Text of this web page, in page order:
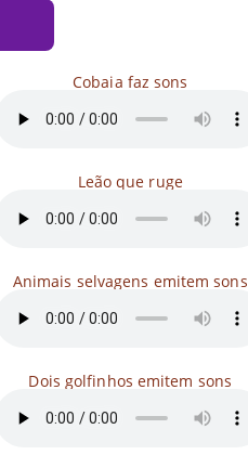
Cobaia faz sons
Leão que ruge
Animais selvagens emitem sons
Dois golfinhos emitem sons